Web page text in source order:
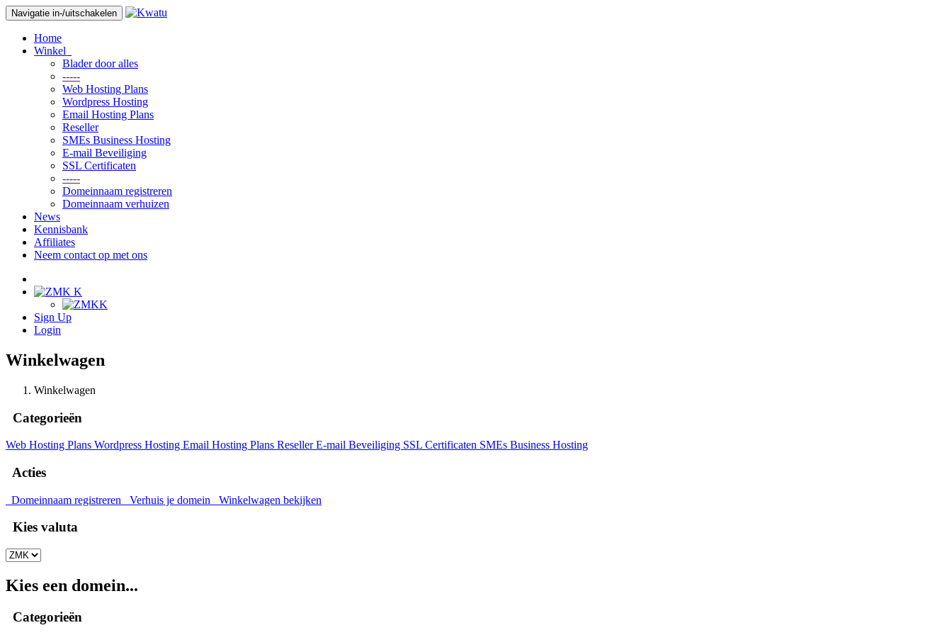
Navigatie in-/uitschakelen
Home
Winkel
Blader door alles
-----
Web Hosting Plans
Wordpress Hosting
Email Hosting Plans
Reseller
SMEs Business Hosting
E-mail Beveiliging
SSL Certificaten
-----
Domeinnaam registreren
Domeinnaam verhuizen
News
Kennisbank
Affiliates
Neem contact op met ons
K
K
Sign Up
Login
Winkelwagen
Winkelwagen
Categorieën
Web Hosting Plans Wordpress Hosting Email Hosting Plans ResellerE-mail Beveiliging SSL Certificaten SMEs Business Hosting
Acties
Domeinnaam registreren Verhuis je domein Winkelwagen bekijken
Kies valuta
Kies een domein...
Categorieën